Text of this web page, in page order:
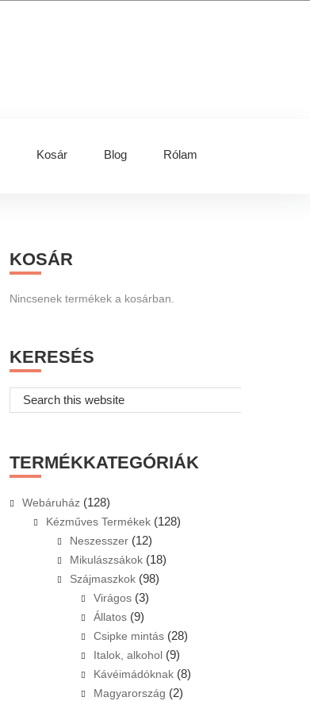
Kosár Blog Rólam
Primary
Sidebar
KOSÁR
Nincsenek termékek a kosárban.
KERESÉS
Search
this
TERMÉKKATEGÓRIÁK
Webáruház (128)
Kézműves Termékek (128)
Neszesszer (12)
Mikulászsákok (18)
Szájmaszkok (98)
Virágos (3)
Állatos (9)
Csipke mintás (28)
Italok, alkohol (9)
Kávéimádóknak (8)
Magyarország (2)